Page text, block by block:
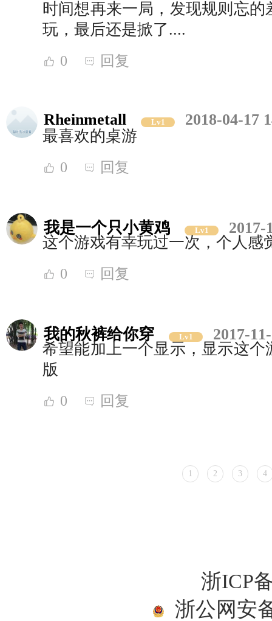
时间想再来一局，发现规则忘
玩，最后还是掀了....
0 回复
Rheinmetall Lv1
2018-04-17
最喜欢的桌游
0 回复
我是一个只小黄鸡 Lv1
2017-
这个游戏有幸玩过一次，个人感
0 回复
我的秋裤给你穿 Lv1
2017-
希望能加上一个显示，显示这
版
0 回复
1 2 3 4
浙ICP
浙公网安